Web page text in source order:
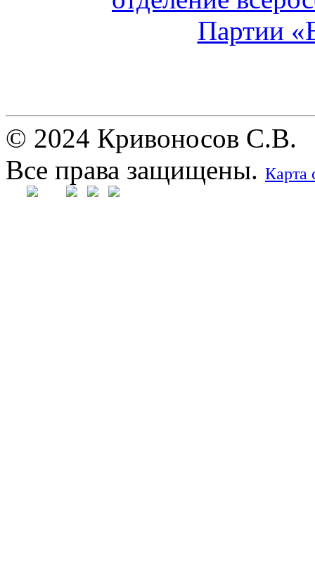
© 2024 Кривоносов С.В.
Все права защищены. Карта